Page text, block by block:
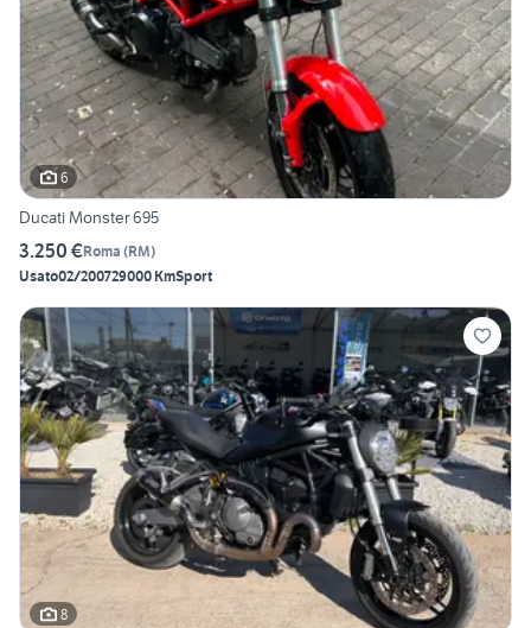
6
Ducati Monster 695
3.250 €Roma (RM)
Usato02/200729000 KmSport
8